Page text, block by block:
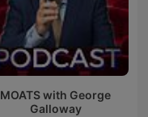
MOATS with George
Galloway